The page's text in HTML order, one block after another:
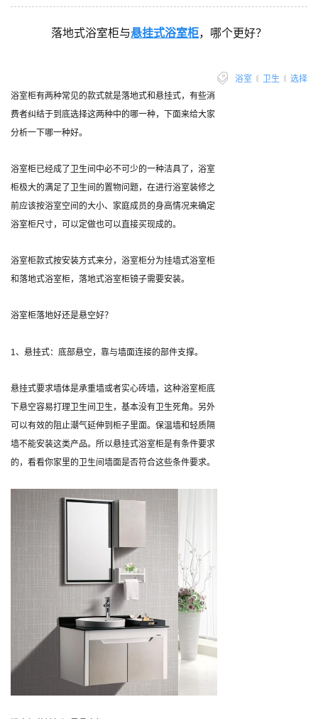
落地式浴室柜与悬挂式浴室柜，哪个更好？
浴室 / 卫生 / 选择
浴室柜有两种常见的款式就是落地式和悬挂式，有些消
费者纠结于到底选择这两种中的哪一种，下面来给大家
分析一下哪一种好。
浴室柜已经成了卫生间中必不可少的一种洁具了，浴室
柜极大的满足了卫生间的置物问题，在进行浴室装修之
前应该按浴室空间的大小、家庭成员的身高情况来确定
浴室柜尺寸，可以定做也可以直接买现成的。
浴室柜款式按安装方式来分，浴室柜分为挂墙式浴室柜
和落地式浴室柜，落地式浴室柜镜子需要安装。
浴室柜落地好还是悬空好？
1、悬挂式：底部悬空，靠与墙面连接的部件支撑。
悬挂式要求墙体是承重墙或者实心砖墙，这种浴室柜底
下悬空容易打理卫生间卫生，基本没有卫生死角。另外
可以有效的阻止潮气延伸到柜子里面。保温墙和轻质隔
墙不能安装这类产品。所以悬挂式浴室柜是有条件要求
的，看看你家里的卫生间墙面是否符合这些条件要求。